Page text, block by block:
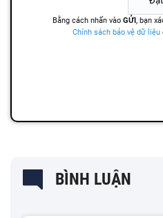
BÌNH LUẬN